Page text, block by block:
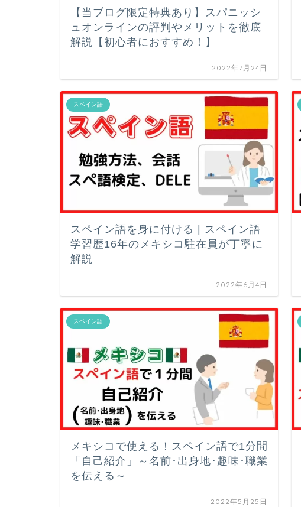
【当ブログ限定特典あり】スパニッシ
ュオンラインの評判やメリットを徹底
解説【初心者におすすめ！】
2022年7月24日
スペイン語
スペイン語を身に付ける | スペイン語
学習歴16年のメキシコ駐在員が丁寧に
解説
2022年6月4日
スペイン語
メキシコで使える！スペイン語で1分間
「自己紹介」～名前･出身地･趣味･職業
を伝える～
2022年5月25日